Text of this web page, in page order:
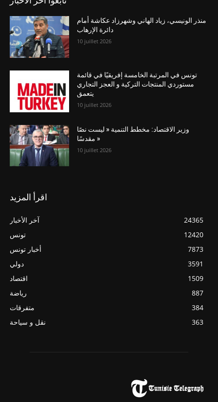
منذر الونيسي، زياد الهاني وشهرزاد عكاشة أمام
دائرة الإرهاب
10 juillet 2026
تونس في المرتبة الخامسة إفريقيًا في قائمة
مستوردي المنتجات التركية و العجز التجاري
يتعمق
10 juillet 2026
وزير الاقتصاد: مخطط التنمية « ليست نصًا
مقدسًا »
10 juillet 2026
اقرأ المزيد
آخر الأخبار
24365
تونس
12420
أخبار تونس
7873
دولي
3591
اقتصاد
1509
رياضة
887
متفرقات
384
نقل و سياحة
363